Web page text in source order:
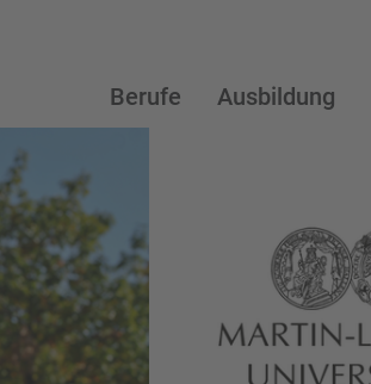
Berufe Ausbildung